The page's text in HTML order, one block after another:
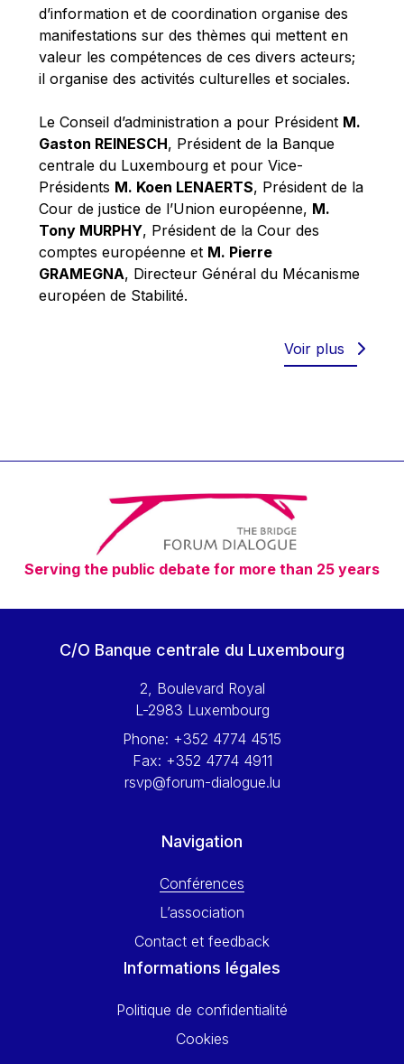
Otmar Issing
Paolo Mengozzi
Paschal Donohoe
Pat Cox
Patrizia Nanz
Philippe Maystadt
Pierre Gramegna
Richard Pelly
Robert Goebbels
Robert REYNDERS
Timothy Radcliffe
Vaclav Klaus
Vassilios Skouris
Vítor Manuel da Silva Caldeira
Viviane Reding
Walter Hagg
Wolfgang Ketterle
Yossi Beillin
Yves FRANCHET
d’information et de coordination organise des
manifestations sur des thèmes qui mettent en
valeur les compétences de ces divers acteurs;
il organise des activités culturelles et sociales.
Le Conseil d’administration a pour Président M.
Gaston REINESCH, Président de la Banque
centrale du Luxembourg et pour Vice-
Présidents M. Koen LENAERTS, Président de la
Cour de justice de l’Union européenne, M.
Tony MURPHY, Président de la Cour des
comptes européenne et M. Pierre
GRAMEGNA, Directeur Général du Mécanisme
européen de Stabilité.
Voir plus
Serving the public debate for more than 25 years
C/O Banque centrale du Luxembourg
2, Boulevard Royal
L-2983 Luxembourg
Phone: +352 4774 4515
Fax: +352 4774 4911
rsvp@forum-dialogue.lu
Navigation
Conférences
L’association
Contact et feedback
Informations légales
Politique de confidentialité
Cookies